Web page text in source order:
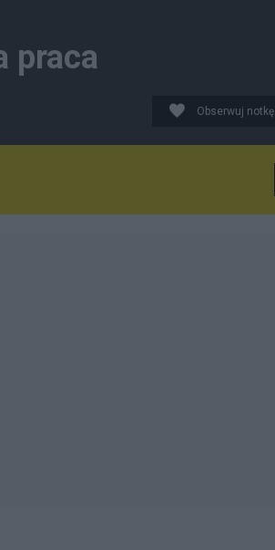
praca
Obserwuj notkę